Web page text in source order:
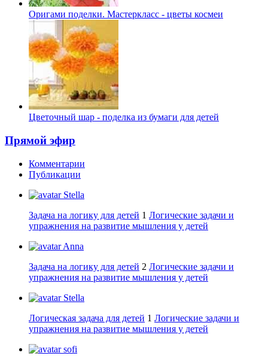
Оригами поделки. Мастеркласс - цветы космеи
Цветочный шар - поделка из бумаги для детей
Прямой эфир
Комментарии
Публикации
Stella
Задача на логику для детей 1 Логические задачи и
упражнения на развитие мышления у детей
Anna
Задача на логику для детей 2 Логические задачи и
упражнения на развитие мышления у детей
Stella
Логическая задача для детей 1 Логические задачи и
упражнения на развитие мышления у детей
sofi